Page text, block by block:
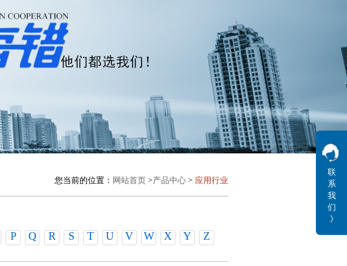
您当前的位置： 网站首页 >产品中心 > 应用行业
P Q R S T U V W X Y Z
联
系
我
们
》